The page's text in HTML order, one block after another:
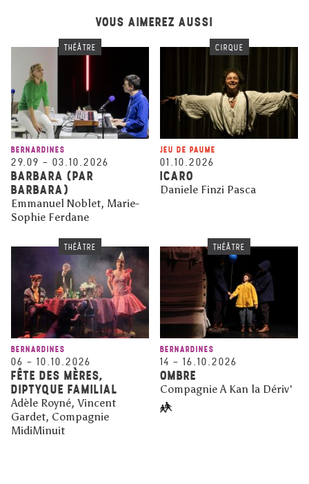
VOUS AIMEREZ AUSSI
THÉÂTRE
BERNARDINES
29.09 – 03.10.2026
BARBARA (PAR
BARBARA)
Emmanuel Noblet, Marie-
Sophie Ferdane
CIRQUE
JEU DE PAUME
01.10.2026
ICARO
Daniele Finzi Pasca
THÉÂTRE
BERNARDINES
06 – 10.10.2026
FÊTE DES MÈRES,
DIPTYQUE FAMILIAL
Adèle Royné, Vincent
Gardet, Compagnie
MidiMinuit
THÉÂTRE
BERNARDINES
14 – 16.10.2026
OMBRE
Compagnie A Kan la Dériv'